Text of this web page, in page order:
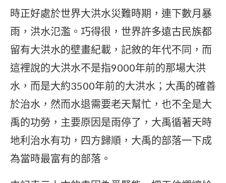
時正好處於世界大洪水災難時期，連下數月暴
雨，洪水氾濫。巧得很，世界許多遠古民族都
留有大洪水的壁畫紀載，記敘的年代不同，而
這裡說的大洪水不是指9000年前的那場大洪
水，而是大約3500年前的大洪水；大禹的確善
於治水，然而水退需要老天幫忙，也不全是大
禹的功勞，主要原因是雨停了，大禹循著天時
地利治水有功，四方歸順，大禹的部落一下成
為當時最富有的部落。